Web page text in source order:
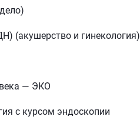
(акушерство и гинекология)
— ЭКО
с курсом эндоскопии